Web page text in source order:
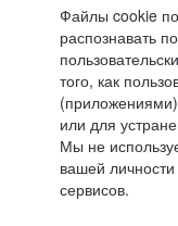
Файлы cookie
распознавать
того, как
или для
Мы не
вашей личности
сервисов.